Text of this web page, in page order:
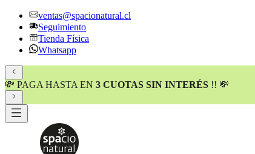
ventas@spacionatural.cl
Seguimiento
Tienda Física
Whatsapp
💸 PAGA HASTA EN 3 CUOTAS SIN INTERÉS !! 💸